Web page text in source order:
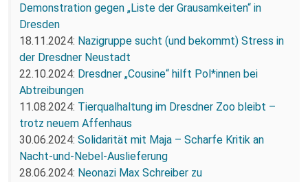
Demonstration gegen „Liste der Grausamkeiten“ in
Dresden
18.11.2024: Nazigruppe sucht (und bekommt) Stress in
der Dresdner Neustadt
22.10.2024: Dresdner „Cousine“ hilft Pol*innen bei
Abtreibungen
11.08.2024: Tierqualhaltung im Dresdner Zoo bleibt –
trotz neuem Affenhaus
30.06.2024: Solidarität mit Maja – Scharfe Kritik an
Nacht-und-Nebel-Auslieferung
28.06.2024: Neonazi Max Schreiber zu